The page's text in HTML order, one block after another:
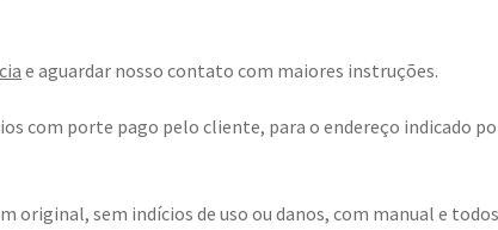
e aguardar nosso contato com maiores instruções.
com porte pago pelo cliente, para o endereço indicado
original, sem indícios de uso ou danos, com manual e